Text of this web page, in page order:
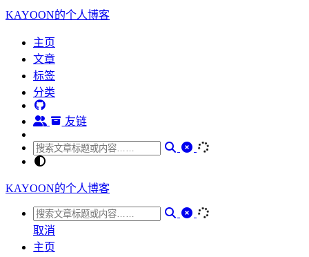
KAYOON的个人博客
主页
文章
标签
分类
友链
KAYOON的个人博客
取消
主页